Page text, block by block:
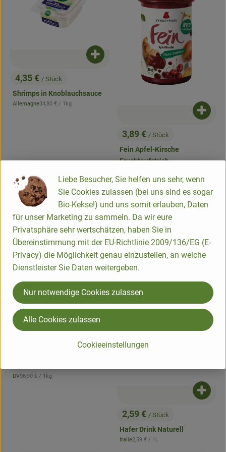
, Preis:
4,35 € / Stück
Shrimps in Knoblauchsauce
, Herkunft:
Allemagne, Referenzpreis:
34,80 € / 1kg
Produkt zum Warenkorb hinzufügen
, Preis:
3,89 € / Stück
Fein Apfel-Kirsche
Fruchtaufstrich
, Herkunft:
, Herkunft:
DV, Referenzpreis:
96,90 € / 1kg
Produkt zum Warenkorb hinzufügen
, Verband:
, Kontrollstelle:
HU-ÖKO-02
Produkt zu Favouriten hinzufügen
, Preis:
2,59 € / Stück
Hafer Drink Naturell
, Herkunft:
Italie, Referenzpreis:
2,59 € / 1L
, Verband:
Produkt zu Favouriten hinzufügen
Liebe Besucher, Sie helfen uns sehr, wenn
Sie Cookies zulassen (bei uns sind es sogar
Bio-Kekse!) und uns somit erlauben, Daten
für unser Marketing zu sammeln. Da wir eure
Privatsphäre sehr wertschätzen, haben Sie in
Übereinstimmung mit der EU-Richtlinie 2009/136/EG (E-
Privacy) die Möglichkeit genau einzustellen, an welche
Dienstleister Sie Daten weitergeben.
Cookieeinstellungen
Nur notwendige Cookies zulassen
Alle Cookies zulassen